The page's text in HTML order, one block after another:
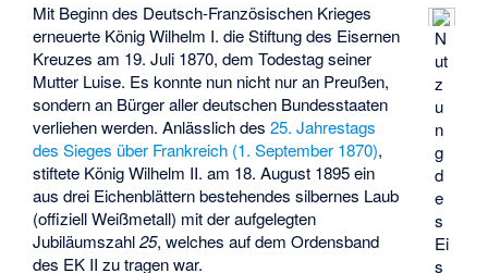
N
ut
z
u
n
g
d
e
s
Ei
s
Mit Beginn des Deutsch-Französischen Krieges
erneuerte König Wilhelm I. die Stiftung des Eisernen
Kreuzes am 19. Juli 1870, dem Todestag seiner
Mutter Luise. Es konnte nun nicht nur an Preußen,
sondern an Bürger aller deutschen Bundesstaaten
verliehen werden. Anlässlich des25. Jahrestags
des Sieges über Frankreich (1. September 1870),
stiftete König Wilhelm II. am 18. August 1895 ein
aus drei Eichenblättern bestehendes silbernes Laub
(offiziell Weißmetall) mit der aufgelegten
Jubiläumszahl25, welches auf dem Ordensband
des EK II zu tragen war.